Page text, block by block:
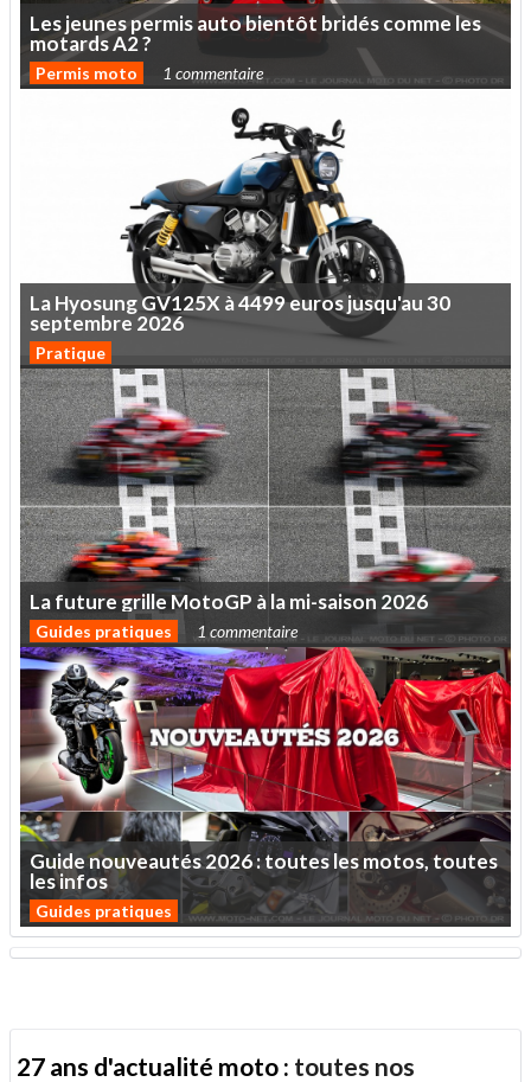
Lesjeunespermisautobientôt bridéscommeles
motardsA2?
Permis moto 1 commentaire
LaHyosungGV125X à4499eurosjusqu'au30
septembre2026
Pratique
Lafuturegrille MotoGP àlami-saison 2026
Guides pratiques 1 commentaire
Guidenouveautés2026:touteslesmotos,toutes
lesinfos
Guides pratiques
27 ans d'actualité moto : toutes nos